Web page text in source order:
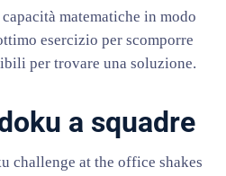
matematiche in modo
esercizio per scomporre
per trovare una soluzione.
a squadre
challenge at the office shakes